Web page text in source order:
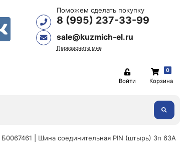
Поможем сделать покупку
8 (995) 237-33-99
sale@kuzmich-el.ru
Перезвоните мне
Войти
0
Корзина
Б0067461 | Шина соединительная PIN (штырь) 3п 63А